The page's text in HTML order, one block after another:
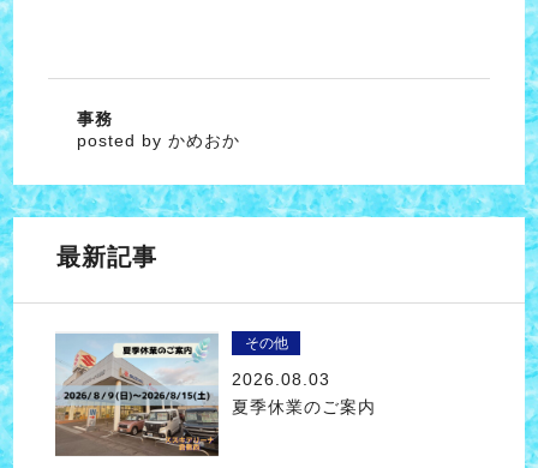
事務
posted by かめおか
最新記事
その他
2026.08.03
夏季休業のご案内